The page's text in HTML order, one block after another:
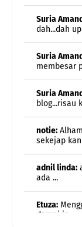
membesar
blog...risau
sekejap
ada ...
damai ja ...